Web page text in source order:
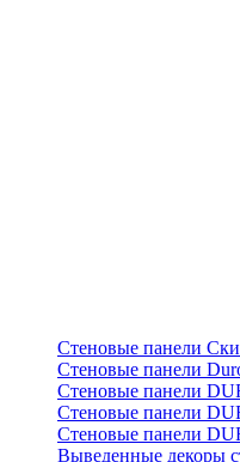
Стеновые панели
Стеновые панели
Стеновые панели
Стеновые панели
Стеновые панели
Выведенные декоры